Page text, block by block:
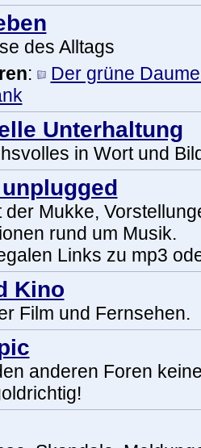
des Alltags
:
Der grüne
Unterhaltung
in Wort und
der Mukke,
rund um Musik.
Links zu mp3
Kino
Film und Fernsehen.
anderen Foren